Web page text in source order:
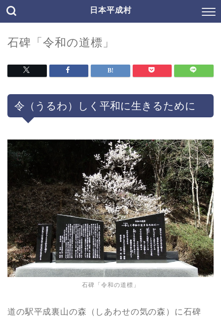
日本平成村
石碑「令和の道標」
令（うるわ）しく平和に生きるために
石碑「令和の道標」
道の駅平成裏山の森（しあわせの気の森）に石碑